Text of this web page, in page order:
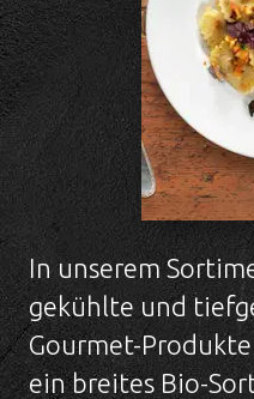
In unserem
gekühlte und
Gourmet-Produkte
ein breites Bio-